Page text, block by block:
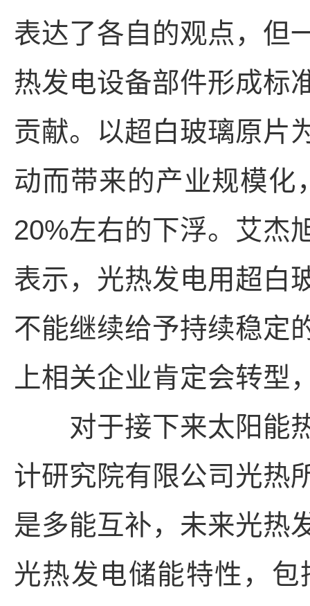
表达了各自的观点，但
热发电设备部件形成标
贡献。以超白玻璃原片
动而带来的产业规模化
20%左右的下浮。艾杰
表示，光热发电用超白
不能继续给予持续稳定
上相关企业肯定会转
对于接下来太阳能热
计研究院有限公司光热
是多能互补，未来光热
光热发电储能特性，